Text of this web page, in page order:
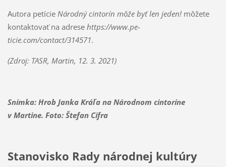
Autora petície Národný cintorín môže byť len je­den! môžete
kontaktovať na adrese https://www.pe­
ticie.com/contact/314571.
(Zdroj: TASR, Martin, 12. 3. 2021)
Snímka: Hrob Janka Kráľa na Národnom cintoríne
v Martine. Foto: Štefan Cifra
Stanovisko Rady národnej kultúry